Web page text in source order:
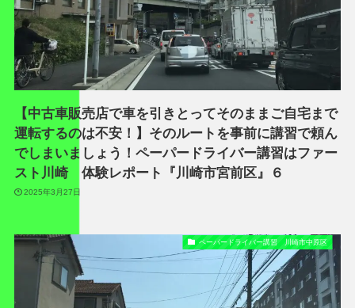
【中古車販売店で車を引きとってそのままご自宅まで
運転するのは不安！】そのルートを事前に講習で頼ん
でしまいましょう！ペーパードライバー講習はファー
スト川崎 体験レポート『川崎市宮前区』６
2025年3月27日
ペーパードライバー講習 川崎市中原区